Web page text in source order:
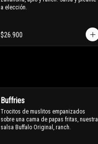
a elección.
$26.900
Buffries
Trocitos de muslitos empanizados
sobre una cama de papas fritas, nuestra
salsa Buffalo Original, ranch.